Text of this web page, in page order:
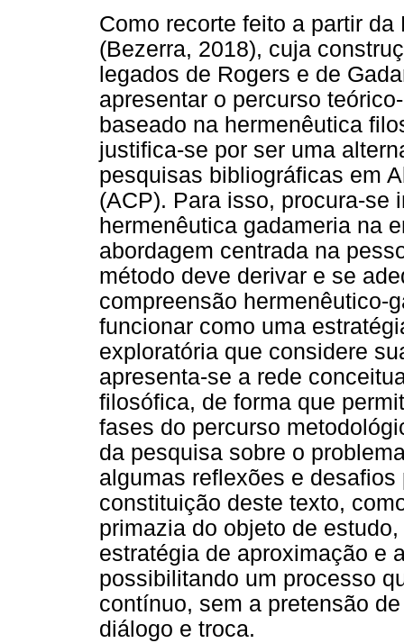
Como recorte feito a partir
(Bezerra, 2018), cuja
legados de Rogers e de
apresentar o percurso
baseado na hermenêutica
justifica-se por ser uma
pesquisas bibliográficas em
(ACP). Para isso, procura-se
hermenêutica gadameria na
abordagem centrada na
método deve derivar e se
compreensão hermenêutico-
funcionar como uma
exploratória que considere
apresenta-se a rede
filosófica, de forma que
fases do percurso
da pesquisa sobre o
algumas reflexões e
constituição deste texto,
primazia do objeto de
estratégia de aproximação e
possibilitando um processo
contínuo, sem a pretensão
diálogo e troca.